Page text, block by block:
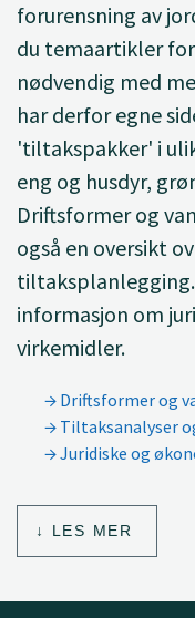
forurensning av
du temaartikler
nødvendig med
har derfor egne
'tiltakspakker' i
eng og husdyr,
Driftsformer og
også en oversikt
informasjon om
virkemidler.
Driftsformer og
Tiltaksanalyser
Juridiske og
LES MER